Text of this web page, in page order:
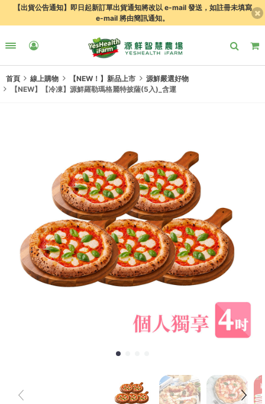
【出貨公告通知】即日起新訂單出貨通知將改以 e-mail 發送，如註冊未填寫
e-mail 將由簡訊通知。
首頁 線上購物 【NEW！】新品上市
源鮮嚴選好物
【NEW】【冷凍】源鮮羅勒瑪格麗特披薩(5入)_含運